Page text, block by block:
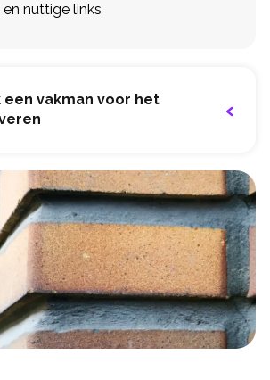
nuttige links
een vakman voor het